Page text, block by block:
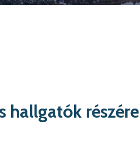
hallgatók részére